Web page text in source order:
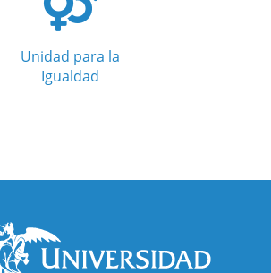
Unidad para la
Igualdad